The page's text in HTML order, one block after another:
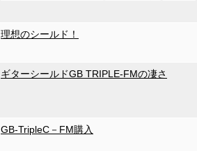
理想のシールド！
ギターシールドGB TRIPLE-FMの凄さ
GB-TripleC－FM購入